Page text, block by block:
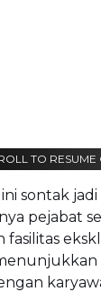
TO RESUME
sontak
pejabat